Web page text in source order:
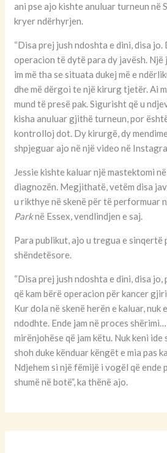
ani pse ajo kishte anuluar turneun në
kryer ndërhyrjen.
“Disa prej jush ndoshta e dini, disa jo.
operacion të dytë para dy javësh. Një
im më tha se situata dukej më e
dhe më dërgoi te një kirurg tjetër. Ai
mund të presë pak. Sigurisht që u
kisha anuluar gjithë turneun, por
kontrolloj dot. Dy kirurgë, dy
shpjeguar ajo në një video në
Jessie kishte kaluar një mastektomi
diagnozën. Megjithatë, vetëm disa
u rikthye në skenë për të performuar
Parknë Essex, vendlindjen e saj.
Para publikut, ajo u tregua e sinqertë
shëndetësore.
“Disa prej jush ndoshta e dini, disa
që kam bërë operacion për kancer
Kur dola në skenë herën e kaluar, nuk
ndodhte. Ende jam në proces
mirënjohëse që jam këtu. Nuk keni ide
shoh duke kënduar këngët e mia pas
Ndjehem si një fëmijë i vogël që ende
shumë në botë”, ka thënë ajo.